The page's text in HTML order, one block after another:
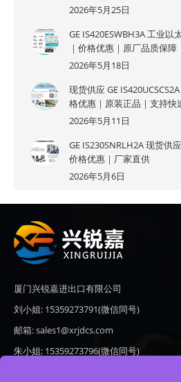
2026年5月25日
GE IS420ESWBH3A 工业
｜价格优惠｜原厂品质保障
2026年5月18日
现货供应 GE
格优惠｜原装正品｜支持快
2026年5月11日
GE IS230SNRLH2A 现货供
价格优惠｜厂家直供
2026年5月6日
厦门兴锐嘉进出口有限公司
刘小姐: 15359273791(微信同号)
邮箱: sales1@xrjdcs.com
朱小姐: 15359273796(微信同号)